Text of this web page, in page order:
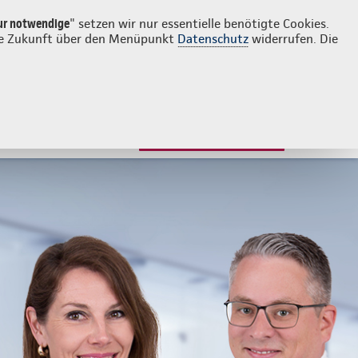
notwendige" setzen wir nur essentielle benötigte Cookies.
Zukunft über den Menüpunkt Datenschutz widerrufen. Die
Login Kontakt 05241 13300